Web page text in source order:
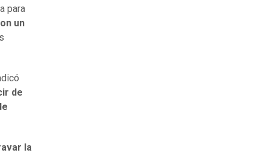
para
un
de
la